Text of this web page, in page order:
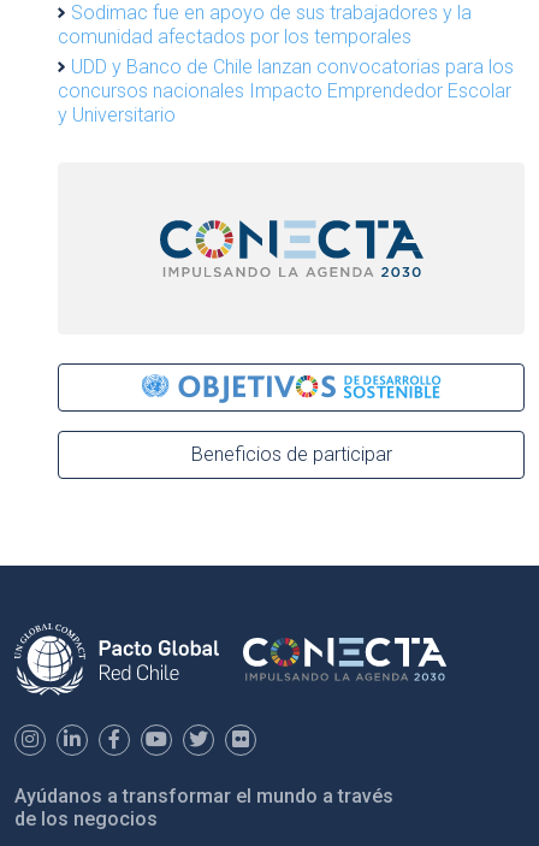
Sodimac fue en apoyo de sus trabajadores y la
comunidad afectados por los temporales
UDD y Banco de Chile lanzan convocatorias para los
concursos nacionales Impacto Emprendedor Escolar
y Universitario
Beneficios de participar
Ayúdanos a transformar el mundo a través
de los negocios